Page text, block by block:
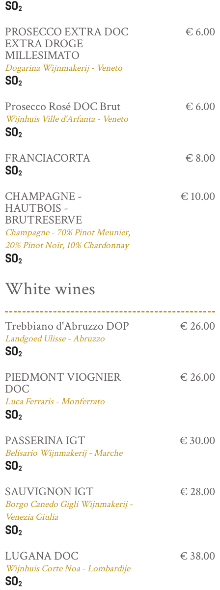
PROSECCO EXTRA DOC
EXTRA DROGE
MILLESIMATO
Dogarina Wijnmakerij - Veneto
€ 6.00
Prosecco Rosé DOC Brut
Wijnhuis Ville d'Arfanta - Veneto
€ 6.00
FRANCIACORTA € 8.00
CHAMPAGNE -
HAUTBOIS -
BRUTRESERVE
Champagne - 70% Pinot Meunier,
20% Pinot Noir, 10% Chardonnay
€ 10.00
White wines
Trebbiano d'Abruzzo DOP
Landgoed Ulisse - Abruzzo
€ 26.00
PIEDMONT VIOGNIER
DOC
Luca Ferraris - Monferrato
€ 26.00
PASSERINA IGT
Belisario Wijnmakerij - Marche
€ 30.00
SAUVIGNON IGT
Borgo Canedo Gigli Wijnmakerij -
Venezia Giulia
€ 28.00
LUGANA DOC
Wijnhuis Corte Noa - Lombardije
€ 38.00